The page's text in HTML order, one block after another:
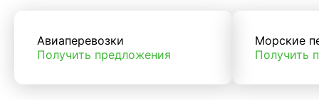
Авиаперевозки
Получить предложения
Морские
Получить